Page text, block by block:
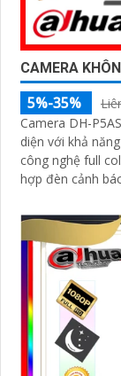
CAMERA
5%-35%
Camera DH-
diện với khả
công nghệ full
hợp đèn cảnh
camera hoạt